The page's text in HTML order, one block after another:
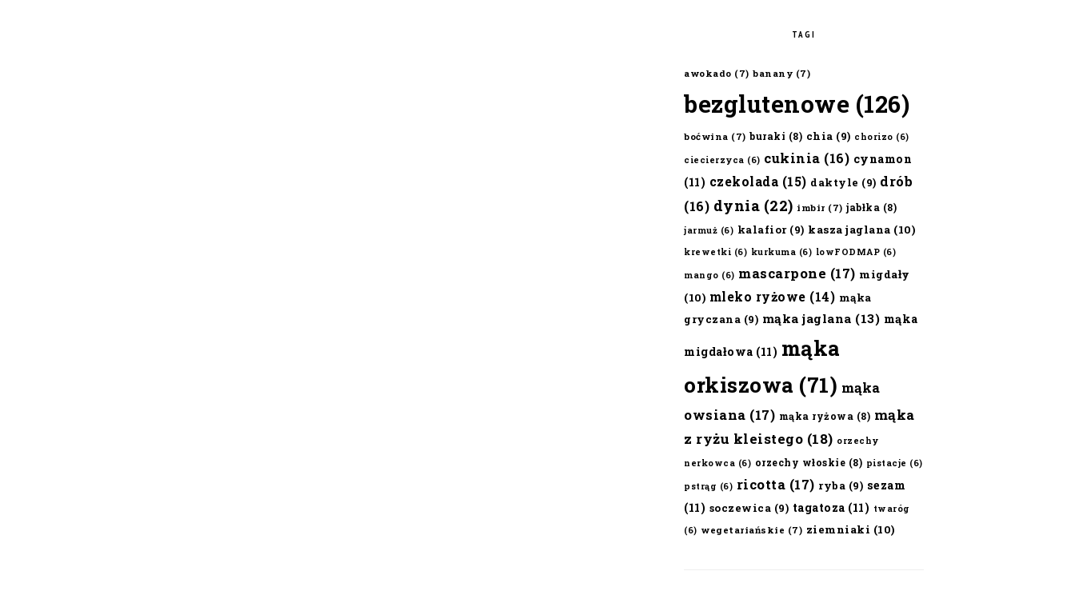
TAGI
awokado (7) banany (7)
bezglutenowe (126)
boćwina (7) buraki (8) chia (9) chorizo (6)
ciecierzyca (6) cukinia (16) cynamon
(11) czekolada (15) daktyle (9) drób
(16) dynia (22) imbir (7) jabłka (8)
jarmuż (6) kalafior(9) kasza jaglana (10)
krewetki (6) kurkuma (6) lowFODMAP (6)
mango (6) mascarpone (17) migdały
(10) mleko ryżowe (14) mąka
gryczana (9) mąka jaglana (13) mąka
migdałowa (11) mąka
orkiszowa (71) mąka
owsiana (17) mąka ryżowa (8) mąka
z ryżu kleistego (18) orzechy
nerkowca (6) orzechy włoskie (8) pistacje (6)
pstrąg (6) ricotta (17) ryba (9) sezam
(11) soczewica (9) tagatoza (11) twaróg
(6) wegetariańskie (7) ziemniaki (10)